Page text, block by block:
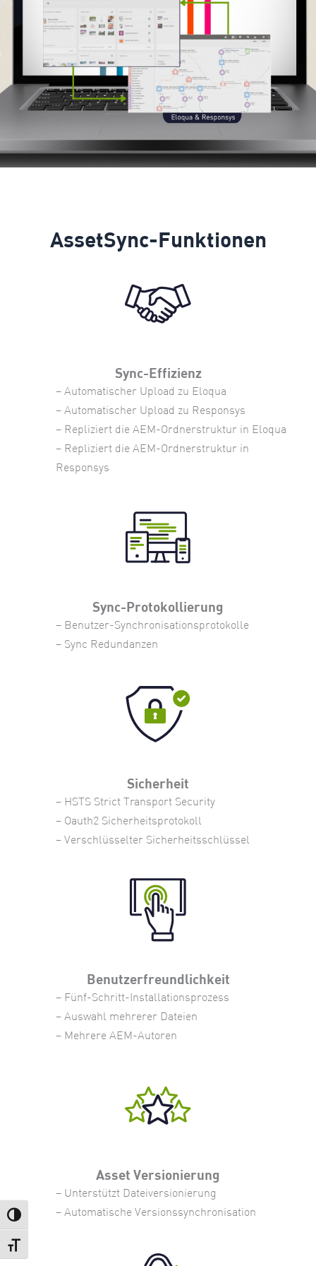
Umschalten auf hohe Kontraste
Schrift vergrößern
AssetSync-Funktionen
Sync-Effizienz
– Automatischer Upload zu Eloqua
– Automatischer Upload zu Responsys
– Repliziert die AEM-Ordnerstruktur in Eloqua
– Repliziert die AEM-Ordnerstruktur in
Responsys
Sync-Protokollierung
– Benutzer-Synchronisationsprotokolle
– Sync Redundanzen
Sicherheit
– HSTS Strict Transport Security
– Oauth2 Sicherheitsprotokoll
– Verschlüsselter Sicherheitsschlüssel
Benutzerfreundlichkeit
– Fünf-Schritt-Installationsprozess
– Auswahl mehrerer Dateien
– Mehrere AEM-Autoren
Asset Versionierung
– Unterstützt Dateiversionierung
– Automatische Versionssynchronisation